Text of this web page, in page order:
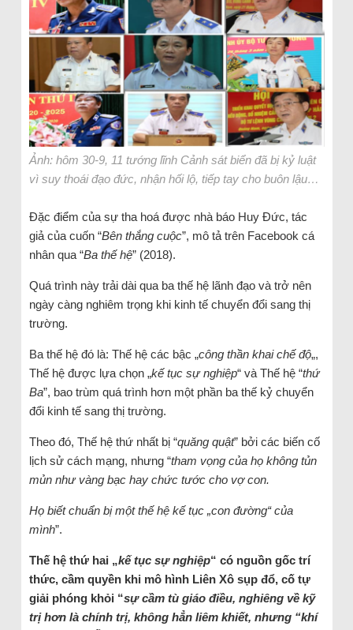
Ảnh: hôm 30-9, 11 tướng lĩnh Cảnh sát biển đã bị kỷ luật
vì suy thoái đạo đức, nhận hối lộ, tiếp tay cho buôn lậu…
Đặc điểm của sự tha hoá được nhà báo Huy Đức, tác
giả của cuốn “Bên thắng cuộc”, mô tả trên Facebook cá
nhân qua “Ba thế hệ” (2018).
Quá trình này trải dài qua ba thế hệ lãnh đạo và trở nên
ngày càng nghiêm trọng khi kinh tế chuyển đổi sang thị
trường.
Ba thế hệ đó là: Thế hệ các bậc „công thần khai chế độ„,
Thế hệ được lựa chọn „kế tục sự nghiệp“ và Thế hệ “thứ
Ba”, bao trùm quá trình hơn một phần ba thế kỷ chuyển
đổi kinh tế sang thị trường.
Theo đó, Thế hệ thứ nhất bị “quăng quật” bởi các biến cố
lịch sử cách mạng, nhưng “tham vọng của họ không tủn
mủn như vàng bạc hay chức tước cho vợ con.
Họ biết chuẩn bị một thế hệ kế tục „con đường“ của
mình”.
Thế hệ thứ hai „kế tục sự nghiệp“ có nguồn gốc trí
thức, cầm quyền khi mô hình Liên Xô sụp đổ, cố tự
giải phóng khỏi “sự cầm tù giáo điều, nghiêng về kỹ
trị hơn là chính trị, không hẳn liêm khiết, nhưng “khí